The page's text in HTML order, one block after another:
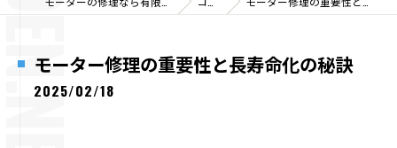
モーター修理の重要性と長寿命化の秘訣
2025/02/18